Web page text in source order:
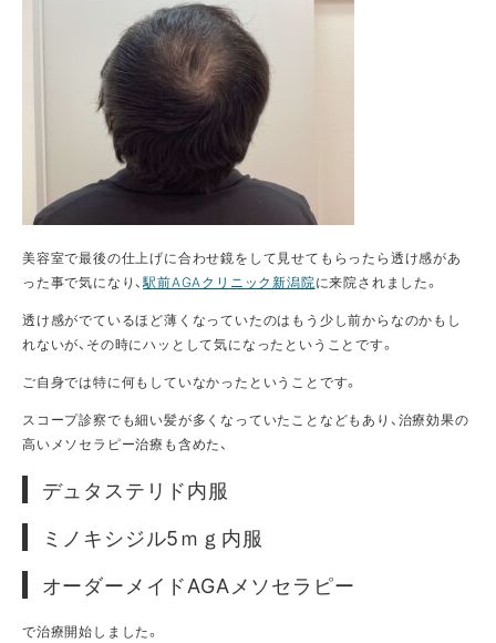
美容室で最後の仕上げに合わせ鏡をして見せてもらったら透け感があ
った事で気になり、駅前AGAクリニック新潟院に来院されました。
透け感がでているほど薄くなっていたのはもう少し前からなのかもし
れないが、その時にハッとして気になったということです。
ご自身では特に何もしていなかったということです。
スコープ診察でも細い髪が多くなっていたことなどもあり、治療効果の
高いメソセラピー治療も含めた、
デュタステリド内服
ミノキシジル5ｍｇ内服
オーダーメイドAGAメソセラピー
で治療開始しました。